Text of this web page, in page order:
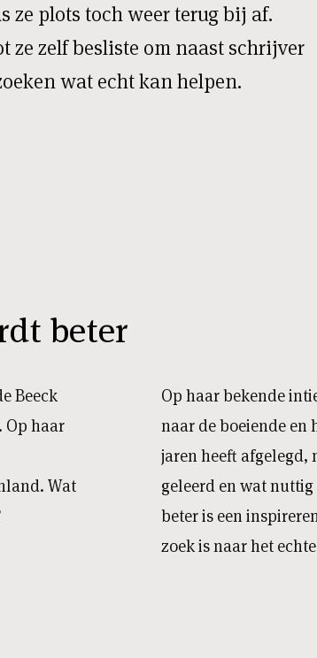
ze plots toch weer terug bij af.
ze zelf besliste om naast schrijver
wat echt kan helpen.
beter
Beeck
Op haar
Wat
Op haar bekende
naar de boeiende en
jaren heeft afgelegd,
geleerd en wat
beter is een
zoek is naar het